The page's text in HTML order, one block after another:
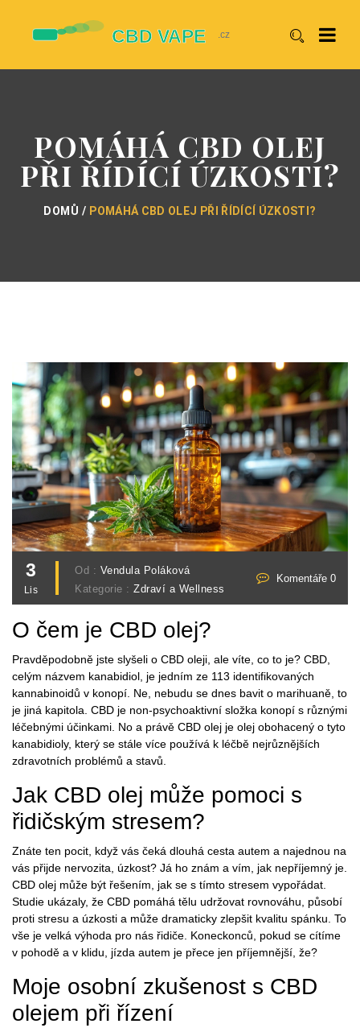
POMÁHÁ CBD OLEJ
PŘI ŘÍDÍCÍ ÚZKOSTI?
DOMŮ POMÁHÁ CBD OLEJ PŘI ŘÍDÍCÍ ÚZKOSTI?
3
Lis
Od : Vendula Poláková
Kategorie :Zdraví a Wellness
Komentáře 0
O čem je CBD olej?
Pravděpodobně jste slyšeli o CBD oleji, ale víte, co to je? CBD,
celým názvem kanabidiol, je jedním ze 113 identifikovaných
kannabinoidů v konopí. Ne, nebudu se dnes bavit o marihuaně, to
je jiná kapitola. CBD je non-psychoaktivní složka konopí s různými
léčebnými účinkami. No a právě CBD olej je olej obohacený o tyto
kanabidioly, který se stále více používá k léčbě nejrůznějších
zdravotních problémů a stavů.
Jak CBD olej může pomoci s
řidičským stresem?
Znáte ten pocit, když vás čeká dlouhá cesta autem a najednou na
vás přijde nervozita, úzkost? Já ho znám a vím, jak nepříjemný je.
CBD olej může být řešením, jak se s tímto stresem vypořádat.
Studie ukázaly, že CBD pomáhá tělu udržovat rovnováhu, působí
proti stresu a úzkosti a může dramaticky zlepšit kvalitu spánku. To
vše je velká výhoda pro nás řidiče. Koneckonců, pokud se cítíme
v pohodě a v klidu, jízda autem je přece jen příjemnější, že?
Moje osobní zkušenost s CBD
olejem při řízení